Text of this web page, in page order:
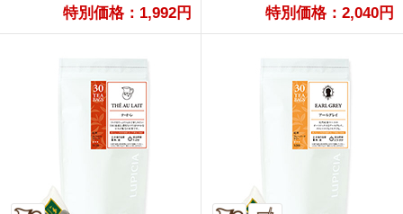
特別価格：1,992円 特別価格：2,040円